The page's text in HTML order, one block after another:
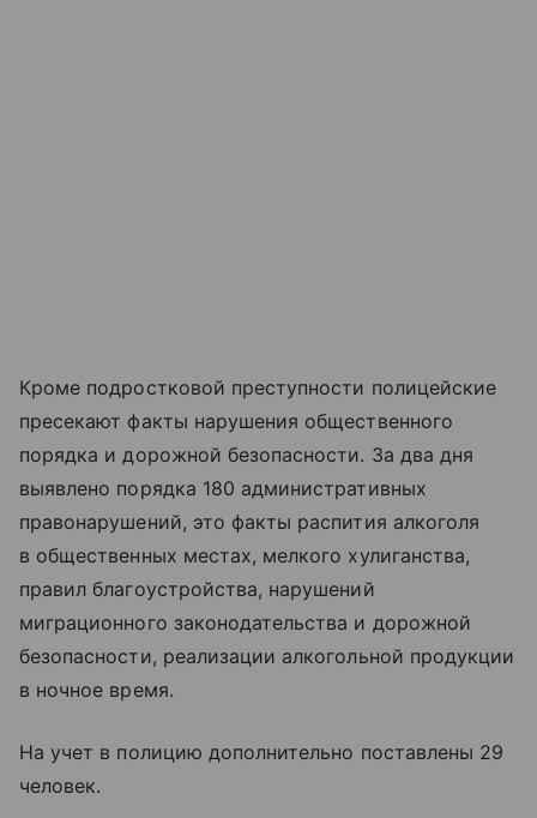
Кроме подростковой преступности полицейские
пресекают факты нарушения общественного
порядка и дорожной безопасности. За два дня
выявлено порядка 180 административных
правонарушений, это факты распития алкоголя
в общественных местах, мелкого хулиганства,
правил благоустройства, нарушений
миграционного законодательства и дорожной
безопасности, реализации алкогольной продукции
в ночное время.
На учет в полицию дополнительно поставлены 29
человек.